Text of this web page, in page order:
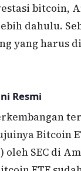
bitcoin,
dahulu.
yang harus
Resmi
Bitcoin
oleh SEC di